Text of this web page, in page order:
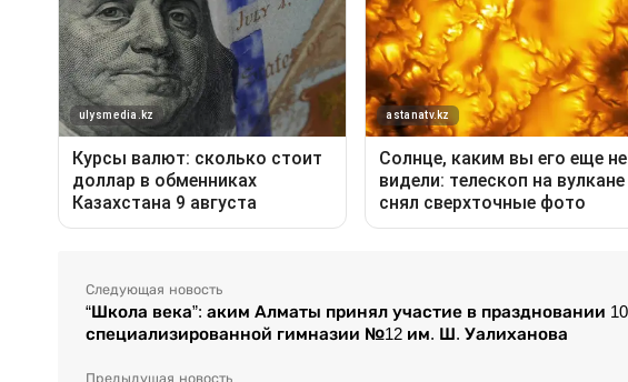
Следующая новость
“Школа века”: аким Алматы принял участие в праздновании
специализированной гимназии №12 им. Ш. Уалиханова